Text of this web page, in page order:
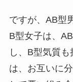
ですが、AB型
B型女子は、
し、B型気質
は、お互いに